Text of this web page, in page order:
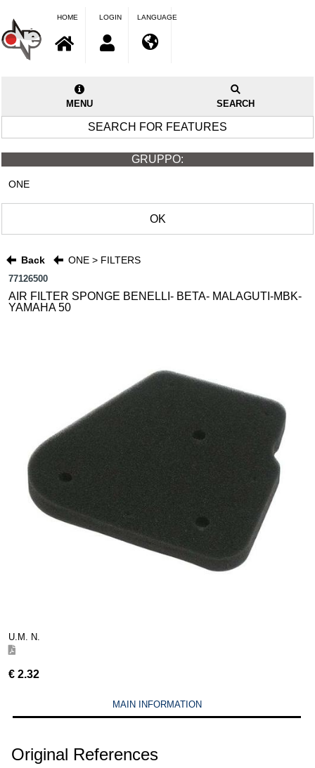
HOME LOGIN LANGUAGE
MENU SEARCH
SEARCH FOR FEATURES
GRUPPO:
ONE
OK
Back ONE > FILTERS
77126500
AIR FILTER SPONGE BENELLI- BETA- MALAGUTI-MBK-
YAMAHA 50
U.M. N.
€ 2.32
MAIN INFORMATION
Original References